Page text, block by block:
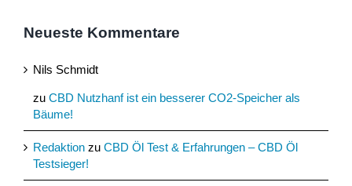
Neueste Kommentare
Nils Schmidt
zu CBD Nutzhanf ist ein besserer CO2-Speicher als
Bäume!
Redaktion zu CBD Öl Test & Erfahrungen – CBD Öl
Testsieger!